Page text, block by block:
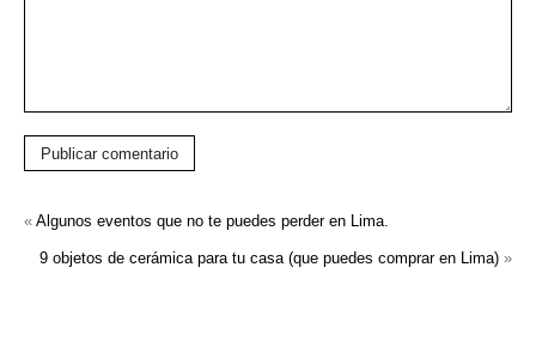
Publicar comentario
« Algunos eventos que no te puedes perder en Lima.
9 objetos de cerámica para tu casa (que puedes comprar en Lima) »